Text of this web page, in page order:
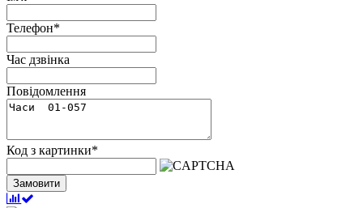
Телефон*
Час дзвінка
Повідомлення
Код з картинки*
Замовити